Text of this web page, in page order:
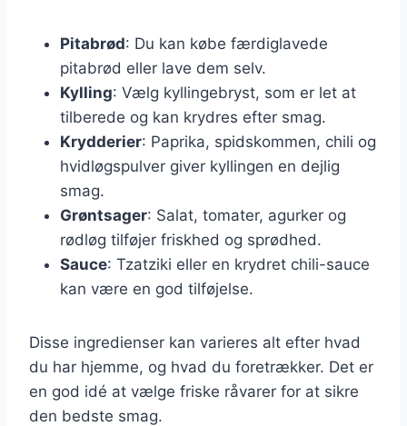
Pitabrød: Du kan købe færdiglavede
pitabrød eller lave dem selv.
Kylling: Vælg kyllingebryst, som er let at
tilberede og kan krydres efter smag.
Krydderier: Paprika, spidskommen, chili og
hvidløgspulver giver kyllingen en dejlig
smag.
Grøntsager: Salat, tomater, agurker og
rødløg tilføjer friskhed og sprødhed.
Sauce: Tzatziki eller en krydret chili-sauce
kan være en god tilføjelse.
Disse ingredienser kan varieres alt efter hvad
du har hjemme, og hvad du foretrækker. Det er
en god idé at vælge friske råvarer for at sikre
den bedste smag.